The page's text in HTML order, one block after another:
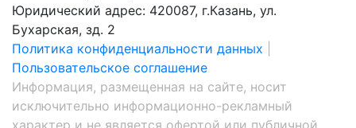
Юридический адрес: 420087, г.Казань, ул.
Бухарская, зд. 2
Политика конфиденциальности данных
Пользовательское соглашение
Информация, размещенная на сайте, носит
исключительно информационно-рекламный
характер и не является офертой или публичной